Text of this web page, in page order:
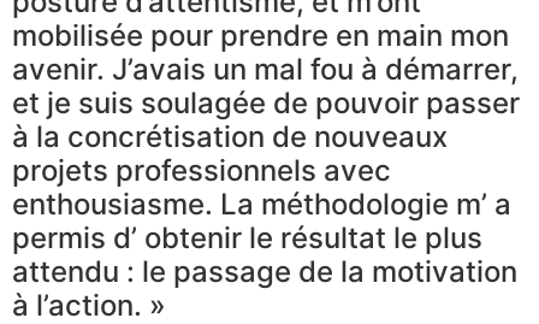
mobilisée pour prendre en main mon
avenir. J’avais un mal fou à démarrer,
et je suis soulagée de pouvoir passer
à la concrétisation de nouveaux
projets professionnels avec
enthousiasme. La méthodologie m’ a
permis d’ obtenir le résultat le plus
attendu : le passage de la motivation
à l’action. »